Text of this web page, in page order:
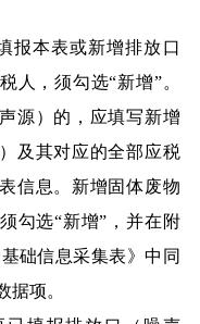
报本表或新增排放口
人，须勾选“新增”。
源）的，应填写新增
及其对应的全部应税
信息。新增固体废物
勾选“新增”，并在附
础信息采集表》中同
据项。